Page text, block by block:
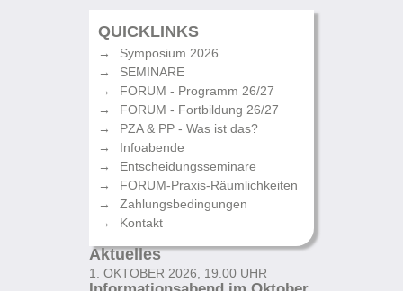
QUICKLINKS
Symposium 2026
SEMINARE
FORUM - Programm 26/27
FORUM - Fortbildung 26/27
PZA & PP - Was ist das?
Infoabende
Entscheidungsseminare
FORUM-Praxis-Räumlichkeiten
Zahlungsbedingungen
Kontakt
Aktuelles
1. OKTOBER 2026, 19.00 UHR